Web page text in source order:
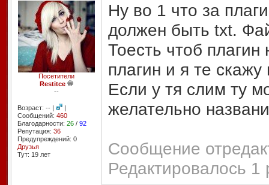
Посетители
Restitce
--
Возраст: -- |
|
Сообщений: 460
Благодарности: 26/ 92
Репутация: 36
Предупреждений: 0
Друзья
Тут: 19 лет
Ну во 1 что за
должен быть txt.
Тоесть чтоб
плагин и я те
Если у тя слим ту
желательно
Сообщение
Редактировалось 1